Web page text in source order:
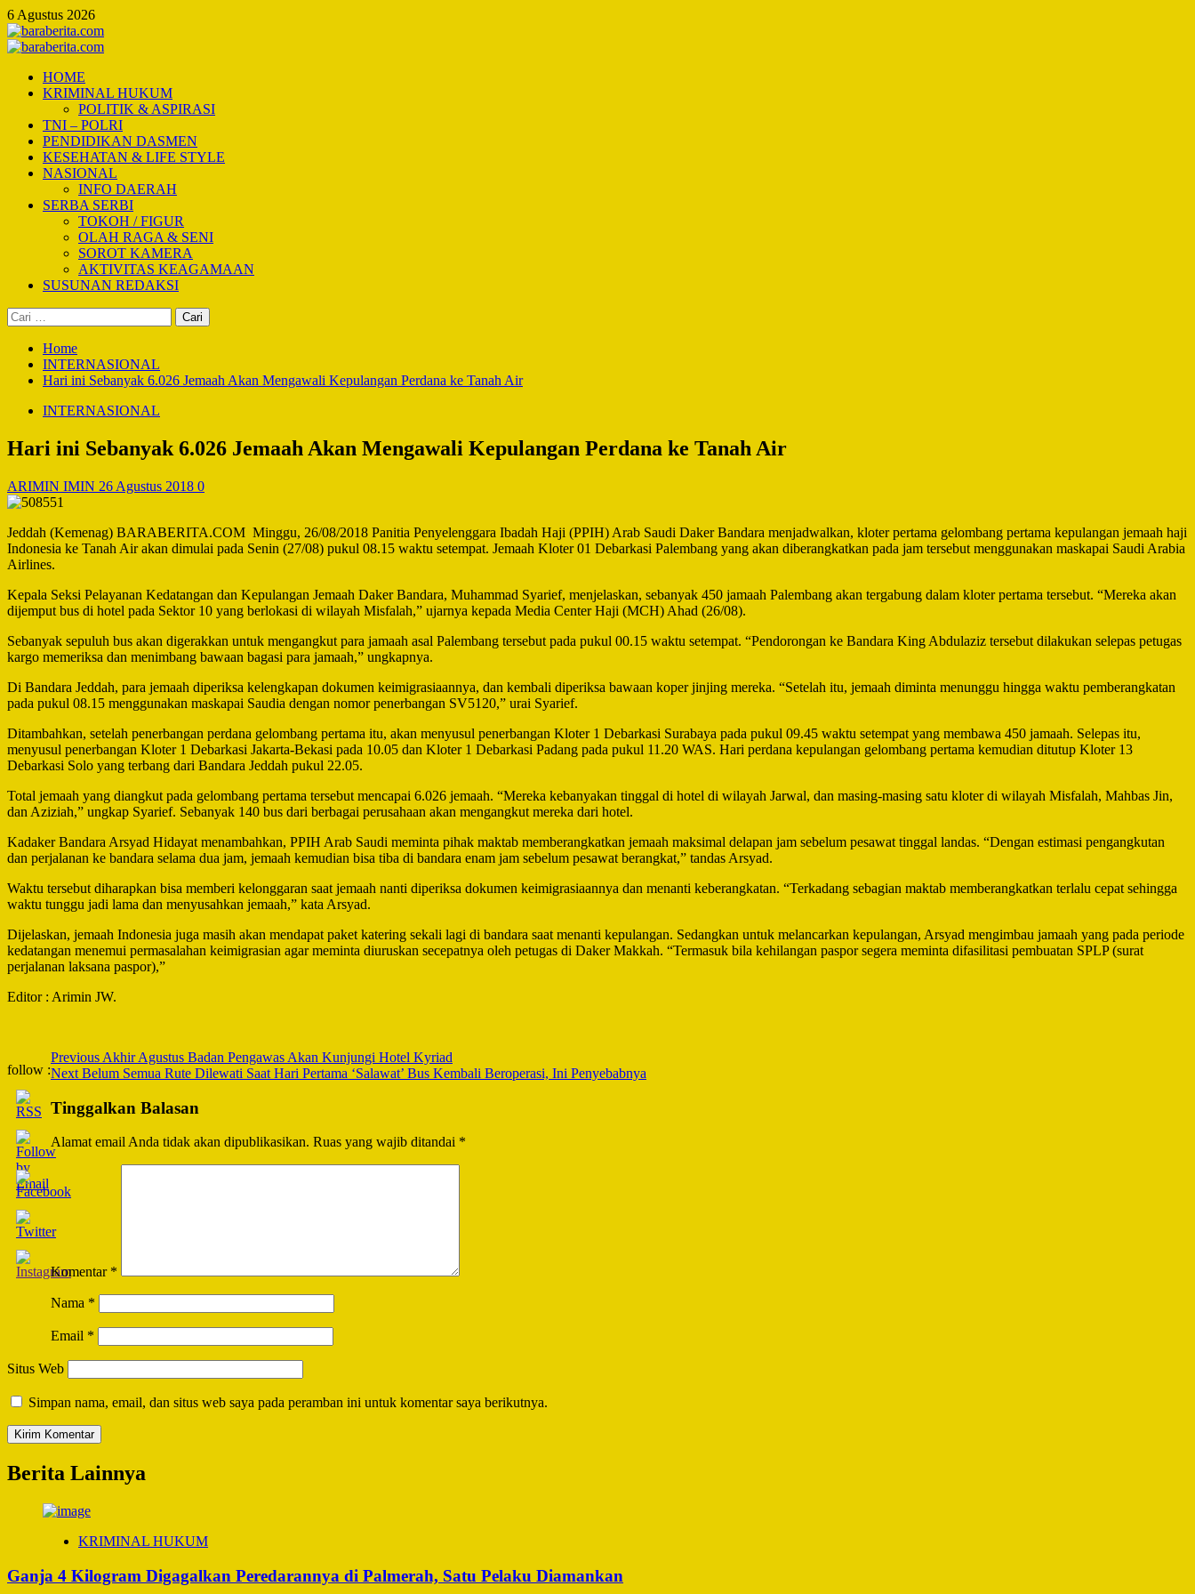
Skip
to
content
6 Agustus 2026
Primary
HOME
KRIMINAL HUKUM
POLITIK & ASPIRASI
TNI – POLRI
PENDIDIKAN DASMEN
KESEHATAN & LIFE STYLE
NASIONAL
INFO DAERAH
SERBA SERBI
TOKOH / FIGUR
OLAH RAGA & SENI
SOROT KAMERA
AKTIVITAS KEAGAMAAN
SUSUNAN REDAKSI
Cari
untuk:
Home
INTERNASIONAL
Hari ini Sebanyak 6.026 Jemaah Akan Mengawali Kepulangan Perdana ke Tanah Air
INTERNASIONAL
Hari ini Sebanyak 6.026 Jemaah Akan Mengawali Kepulangan Perdana ke Tanah Air
ARIMIN IMIN 26 Agustus 2018 0
Jeddah (Kemenag) BARABERITA.COM Minggu, 26/08/2018 Panitia Penyelenggara Ibadah Haji (PPIH) Arab Saudi Daker Bandara menjadwalkan, kloter pertama gelombang pertama kepulangan jemaah haji
Indonesia ke Tanah Air akan dimulai pada Senin (27/08) pukul 08.15 waktu setempat. Jemaah Kloter 01 Debarkasi Palembang yang akan diberangkatkan pada jam tersebut menggunakan maskapai Saudi Arabia
Airlines.
Kepala Seksi Pelayanan Kedatangan dan Kepulangan Jemaah Daker Bandara, Muhammad Syarief, menjelaskan, sebanyak 450 jamaah Palembang akan tergabung dalam kloter pertama tersebut. “Mereka akan
dijemput bus di hotel pada Sektor 10 yang berlokasi di wilayah Misfalah,” ujarnya kepada Media Center Haji (MCH) Ahad (26/08).
Sebanyak sepuluh bus akan digerakkan untuk mengangkut para jamaah asal Palembang tersebut pada pukul 00.15 waktu setempat. “Pendorongan ke Bandara King Abdulaziz tersebut dilakukan selepas petugas
kargo memeriksa dan menimbang bawaan bagasi para jamaah,” ungkapnya.
Di Bandara Jeddah, para jemaah diperiksa kelengkapan dokumen keimigrasiaannya, dan kembali diperiksa bawaan koper jinjing mereka. “Setelah itu, jemaah diminta menunggu hingga waktu pemberangkatan
pada pukul 08.15 menggunakan maskapai Saudia dengan nomor penerbangan SV5120,” urai Syarief.
Ditambahkan, setelah penerbangan perdana gelombang pertama itu, akan menyusul penerbangan Kloter 1 Debarkasi Surabaya pada pukul 09.45 waktu setempat yang membawa 450 jamaah. Selepas itu,
menyusul penerbangan Kloter 1 Debarkasi Jakarta-Bekasi pada 10.05 dan Kloter 1 Debarkasi Padang pada pukul 11.20 WAS. Hari perdana kepulangan gelombang pertama kemudian ditutup Kloter 13
Debarkasi Solo yang terbang dari Bandara Jeddah pukul 22.05.
Total jemaah yang diangkut pada gelombang pertama tersebut mencapai 6.026 jemaah. “Mereka kebanyakan tinggal di hotel di wilayah Jarwal, dan masing-masing satu kloter di wilayah Misfalah, Mahbas Jin,
dan Aziziah,” ungkap Syarief. Sebanyak 140 bus dari berbagai perusahaan akan mengangkut mereka dari hotel.
Kadaker Bandara Arsyad Hidayat menambahkan, PPIH Arab Saudi meminta pihak maktab memberangkatkan jemaah maksimal delapan jam sebelum pesawat tinggal landas. “Dengan estimasi pengangkutan
dan perjalanan ke bandara selama dua jam, jemaah kemudian bisa tiba di bandara enam jam sebelum pesawat berangkat,” tandas Arsyad.
Waktu tersebut diharapkan bisa memberi kelonggaran saat jemaah nanti diperiksa dokumen keimigrasiaannya dan menanti keberangkatan. “Terkadang sebagian maktab memberangkatkan terlalu cepat sehingga
waktu tunggu jadi lama dan menyusahkan jemaah,” kata Arsyad.
Dijelaskan, jemaah Indonesia juga masih akan mendapat paket katering sekali lagi di bandara saat menanti kepulangan. Sedangkan untuk melancarkan kepulangan, Arsyad mengimbau jamaah yang pada periode
kedatangan menemui permasalahan keimigrasian agar meminta diuruskan secepatnya oleh petugas di Daker Makkah. “Termasuk bila kehilangan paspor segera meminta difasilitasi pembuatan SPLP (surat
perjalanan laksana paspor),”
Editor : Arimin JW.
follow :
Post
Navigation
Previous Akhir Agustus Badan Pengawas Akan Kunjungi Hotel Kyriad
Next Belum Semua Rute Dilewati Saat Hari Pertama ‘Salawat’ Bus Kembali Beroperasi, Ini Penyebabnya
Tinggalkan Balasan
Alamat email Anda tidak akan dipublikasikan. Ruas yang wajib ditandai *
Komentar *
Nama *
Email *
Situs Web
Simpan nama, email, dan situs web saya pada peramban ini untuk komentar saya berikutnya.
Berita Lainnya
KRIMINAL HUKUM
Ganja 4 Kilogram Digagalkan Peredarannya di Palmerah, Satu Pelaku Diamankan